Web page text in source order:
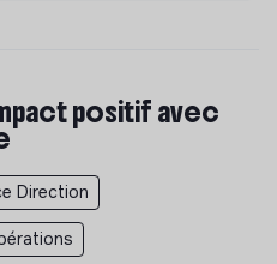
en page, tonalité et
travail exige un niveau
6 mois
positif avec
Direction